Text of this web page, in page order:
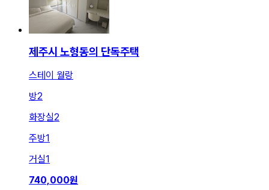
제주시 노형동의 단독주택
스테이 월랑
방2
화장실2
주방1
거실1
740,000원